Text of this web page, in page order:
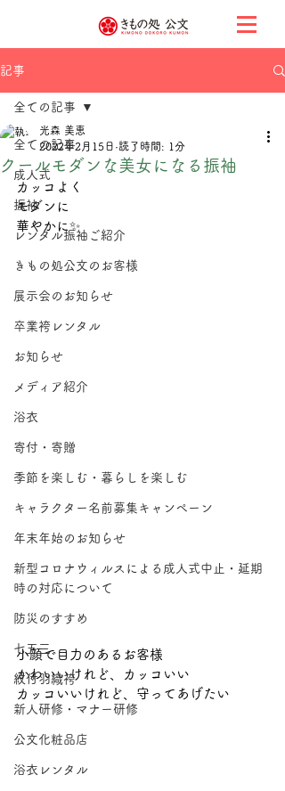
記事
全ての記事
成人式
振袖
レンタル振袖ご紹介
きもの処公文のお客様
展示会のお知らせ
卒業袴レンタル
お知らせ
メディア紹介
浴衣
寄付・寄贈
季節を楽しむ・暮らしを楽しむ
キャラクター名前募集キャンペーン
年末年始のお知らせ
新型コロナウィルスによる成人式中止・延期
時の対応について
防災のすすめ
七五三
紋付羽織袴
新人研修・マナー研修
公文化粧品店
浴衣レンタル
全ての記事
クールモダンな美女になる振袖
光森 美恵
2022年2月15日 読了時間: 1分
カッコよく
モダンに
華やかに✨
小顔で目力のあるお客様
かわいいけれど、カッコいい
カッコいいけれど、守ってあげたい